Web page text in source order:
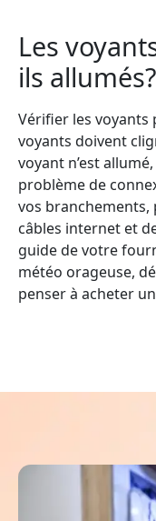
Les
ils allumés?
Vérifier les voyants
voyants doivent
voyant n’est
problème de
vos branchements,
câbles internet et
guide de votre
météo orageuse,
penser à acheter